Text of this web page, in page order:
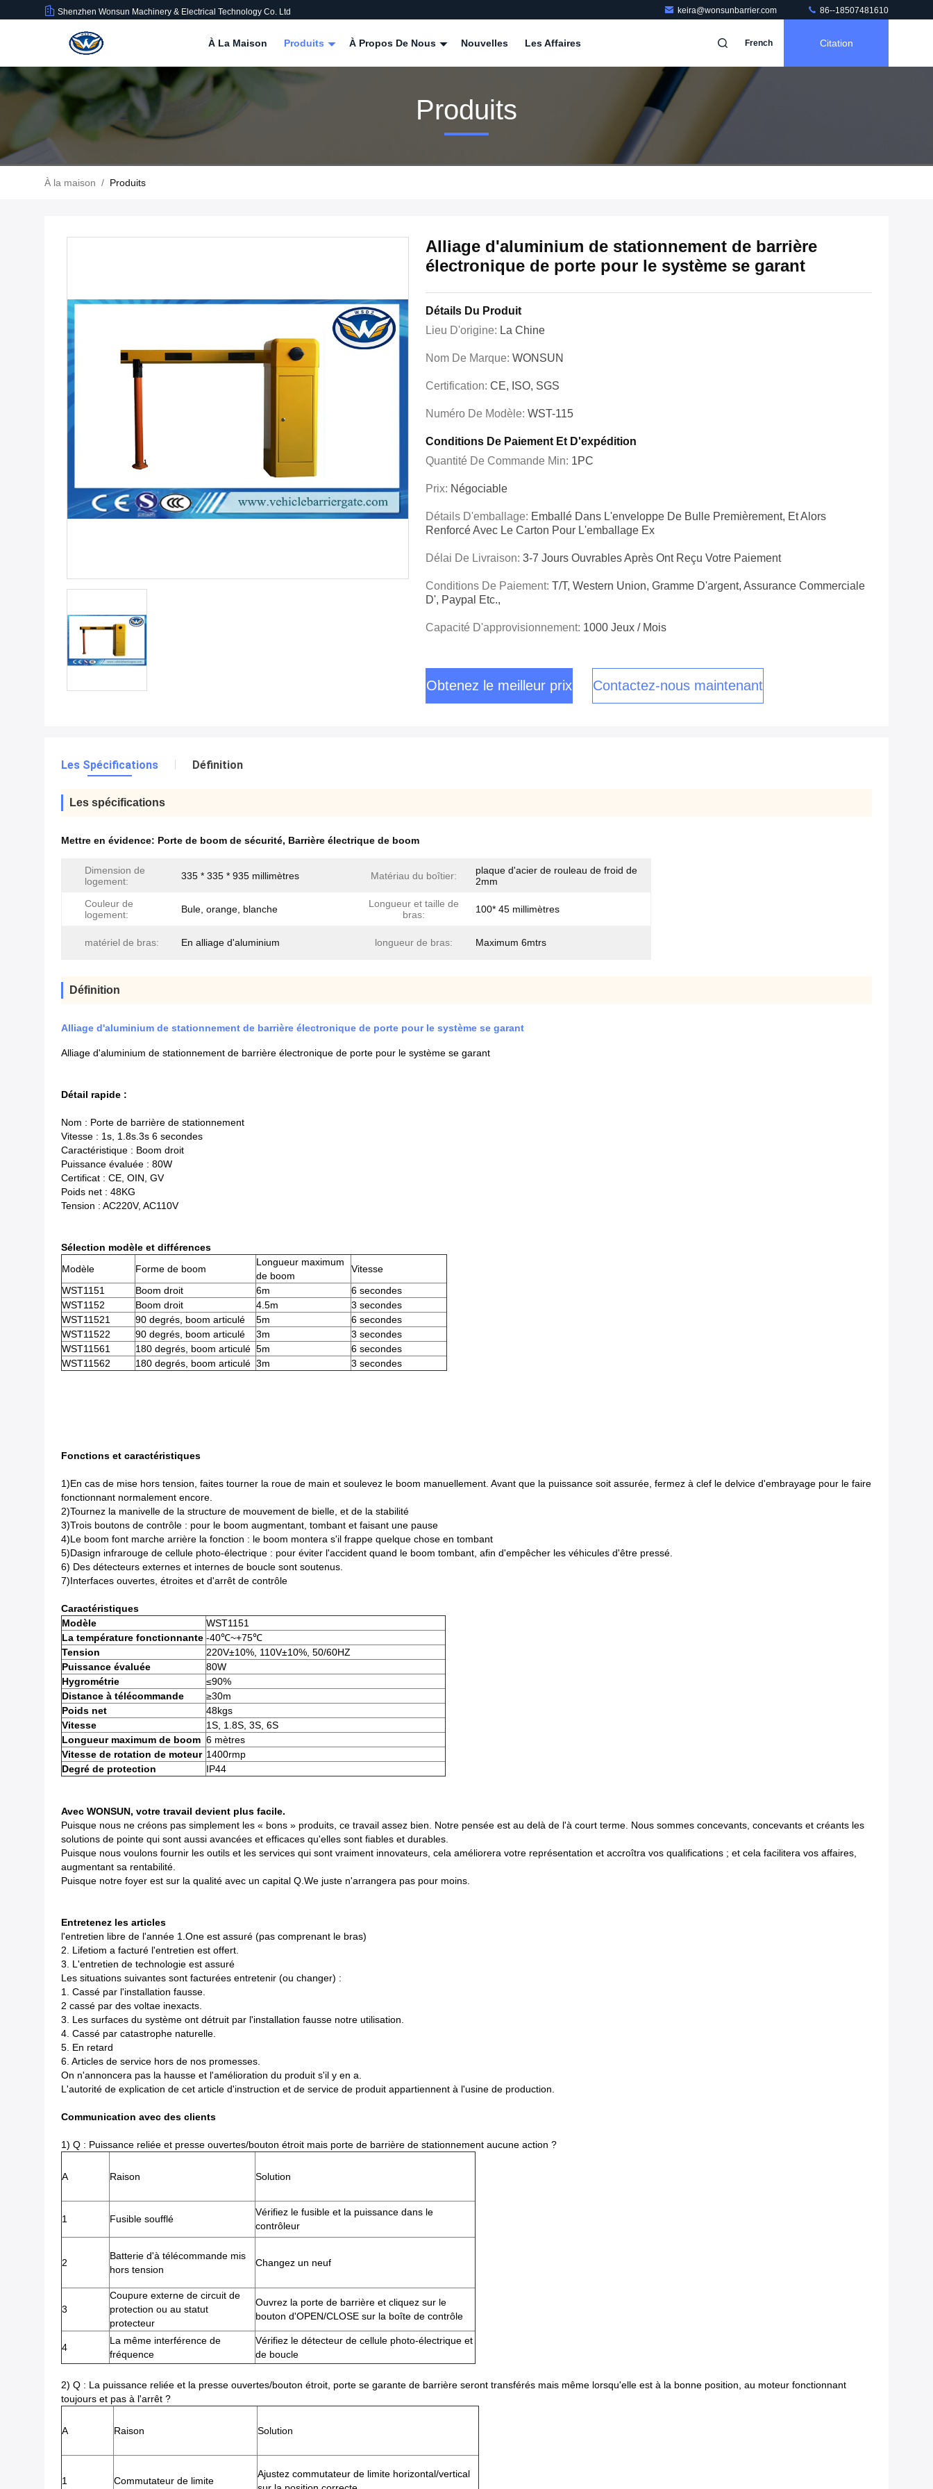
Shenzhen Wonsun Machinery & Electrical Technology Co. Ltd keira@wonsunbarrier.com 86--18507481610
À La Maison Produits À Propos De Nous Nouvelles Les Affaires French Citation
Produits
À la maison / Produits
Alliage d'aluminium de stationnement de barrière
électronique de porte pour le système se garant
Détails Du Produit
Lieu D'origine: La Chine
Nom De Marque: WONSUN
Certification: CE, ISO, SGS
Numéro De Modèle: WST-115
Conditions De Paiement Et D'expédition
Quantité De Commande Min: 1PC
Prix: Négociable
Détails D'emballage: Emballé Dans L'enveloppe De Bulle Premièrement, Et Alors
Renforcé Avec Le Carton Pour L'emballage Ex
Délai De Livraison: 3-7 Jours Ouvrables Après Ont Reçu Votre Paiement
Conditions De Paiement: T/T, Western Union, Gramme D'argent, Assurance Commerciale
D', Paypal Etc.,
Capacité D'approvisionnement: 1000 Jeux / Mois
Obtenez le meilleur prix Contactez-nous maintenant
Les Spécifications Définition
Les spécifications
Mettre en évidence: Porte de boom de sécurité, Barrière électrique de boom
Dimension de
logement:
335 * 335 * 935 millimètres Matériau du boîtier:
plaque d'acier de rouleau de froid de
2mm
Couleur de
logement:
Bule, orange, blanche
Longueur et taille de
bras:
100* 45 millimètres
matériel de bras: En alliage d'aluminium longueur de bras: Maximum 6mtrs
Définition
Alliage d'aluminium de stationnement de barrière électronique de porte pour le système se garant
Alliage d'aluminium de stationnement de barrière électronique de porte pour le système se garant
Détail rapide :
Nom : Porte de barrière de stationnement
Vitesse : 1s, 1.8s.3s 6 secondes
Caractéristique : Boom droit
Puissance évaluée : 80W
Certificat : CE, OIN, GV
Poids net : 48KG
Tension : AC220V, AC110V
Sélection modèle et différences
Modèle
Forme de boom
Longueur maximum
de boom
Vitesse
WST1151
Boom droit 6m
6 secondes
WST1152
Boom droit 4.5m
3 secondes
WST11521
90 degrés, boom articulé 5m
6 secondes
WST11522
90 degrés, boom articulé 3m
3 secondes
WST11561
180 degrés, boom articulé 5m
6 secondes
WST11562
180 degrés, boom articulé 3m 3 secondes
Fonctions et caractéristiques
1)En cas de mise hors tension, faites tourner la roue de main et soulevez le boom manuellement. Avant que la puissance soit assurée, fermez à clef le delvice d'embrayage pour le faire
fonctionnant normalement encore.
2)Tournez la manivelle de la structure de mouvement de bielle, et de la stabilité
3)Trois boutons de contrôle : pour le boom augmentant, tombant et faisant une pause
4)Le boom font marche arrière la fonction : le boom montera s'il frappe quelque chose en tombant
5)Dasign infrarouge de cellule photo-électrique : pour éviter l'accident quand le boom tombant, afin d'empêcher les véhicules d'être pressé.
6) Des détecteurs externes et internes de boucle sont soutenus.
7)Interfaces ouvertes, étroites et d'arrêt de contrôle
Caractéristiques
Modèle
WST1151
La température fonctionnante -40℃~+75℃
Tension
220V±10%, 110V±10%, 50/60HZ
Puissance évaluée
80W
Hygrométrie
≤90%
Distance à télécommande
≥30m
Poids net
48kgs
Vitesse
1S, 1.8S, 3S, 6S
Longueur maximum de boom 6 mètres
Vitesse de rotation de moteur 1400rmp
Degré de protection
IP44
Avec WONSUN, votre travail devient plus facile.
Puisque nous ne créons pas simplement les « bons » produits, ce travail assez bien. Notre pensée est au delà de l'à court terme. Nous sommes concevants, concevants et créants les
solutions de pointe qui sont aussi avancées et efficaces qu'elles sont fiables et durables.
Puisque nous voulons fournir les outils et les services qui sont vraiment innovateurs, cela améliorera votre représentation et accroîtra vos qualifications ; et cela facilitera vos affaires,
augmentant sa rentabilité.
Puisque notre foyer est sur la qualité avec un capital Q.We juste n'arrangera pas pour moins.
Entretenez les articles
l'entretien libre de l'année 1.One est assuré (pas comprenant le bras)
2. Lifetiom a facturé l'entretien est offert.
3. L'entretien de technologie est assuré
Les situations suivantes sont facturées entretenir (ou changer) :
1. Cassé par l'installation fausse.
2 cassé par des voltae inexacts.
3. Les surfaces du système ont détruit par l'installation fausse notre utilisation.
4. Cassé par catastrophe naturelle.
5. En retard
6. Articles de service hors de nos promesses.
On n'annoncera pas la hausse et l'amélioration du produit s'il y en a.
L'autorité de explication de cet article d'instruction et de service de produit appartiennent à l'usine de production.
Communication avec des clients
1) Q : Puissance reliée et presse ouvertes/bouton étroit mais porte de barrière de stationnement aucune action ?
A Raison Solution
1 Fusible soufflé
Vérifiez le fusible et la puissance dans le
contrôleur
2
Batterie d'à télécommande mis
hors tension
Changez un neuf
3
Coupure externe de circuit de
protection ou au statut
protecteur
Ouvrez la porte de barrière et cliquez sur le
bouton d'OPEN/CLOSE sur la boîte de contrôle
4
La même interférence de
fréquence
Vérifiez le détecteur de cellule photo-électrique et
de boucle
2) Q : La puissance reliée et la presse ouvertes/bouton étroit, porte se garante de barrière seront transférés mais même lorsqu'elle est à la bonne position, au moteur fonctionnant
toujours et pas à l'arrêt ?
A Raison Solution
1 Commutateur de limite
Ajustez commutateur de limite horizontal/vertical